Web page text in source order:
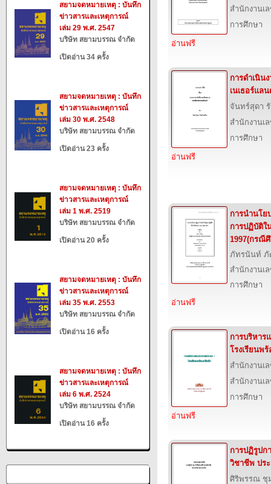
สยามจดหมายเหตุ : บันทึก
ข่าวสารและเหตุการณ์
เล่ม 29 พ.ศ. 2547
บริษัท สยามบรรณ จำกัด
เปิดอ่าน 34 ครั้ง
สยามจดหมายเหตุ : บันทึก
ข่าวสารและเหตุการณ์
เล่ม 30 พ.ศ. 2548
บริษัท สยามบรรณ จำกัด
เปิดอ่าน 23 ครั้ง
สยามจดหมายเหตุ : บันทึก
ข่าวสารและเหตุการณ์
เล่ม 1 พ.ศ. 2519
บริษัท สยามบรรณ จำกัด
เปิดอ่าน 20 ครั้ง
สยามจดหมายเหตุ : บันทึก
ข่าวสารและเหตุการณ์
เล่ม 35 พ.ศ. 2553
บริษัท สยามบรรณ จำกัด
เปิดอ่าน 16 ครั้ง
สยามจดหมายเหตุ : บันทึก
ข่าวสารและเหตุการณ์
เล่ม 6 พ.ศ. 2524
บริษัท สยามบรรณ จำกัด
เปิดอ่าน 16 ครั้ง
สำนักงานเ
การศึกษา
อ่านฟรี
การดำเนิน
เนเธอร์แลน
จันทร์สุดา
สำนักงานเ
การศึกษา
อ่านฟรี
การนำนโย
การปฏิบัติใ
1997(กรณี
ภัทรนันท์
สำนักงานเ
การศึกษา
อ่านฟรี
การบริหาร
โรงเรียนพ
สำนักงานเ
สำนักงานเ
การศึกษา
อ่านฟรี
การปฏิรูปก
วิชาชีพ ปร
ศิริพรรณ ชุ